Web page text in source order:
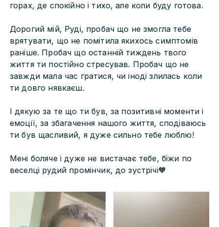
горах, де спокійно і тихо, але коли буду готова.
Дорогий мій, Руді, пробач що не змогла тебе
врятувати, що не помітила якихось симптомів
раніше. Пробач що останній тиждень твого
життя ти постійно стресував. Пробач що не
завжди мала час гратися, чи іноді злилась коли
ти довго нявкаєш.
І дякую за те що ти був, за позитивні моменти і
емоції, за збагачення нашого життя, сподіваюсь
ти був щасливий, я дуже сильно тебе люблю!
Мені боляче і дуже не вистачає тебе, біжи по
веселці рудий промінчик, до зустрічі🧡